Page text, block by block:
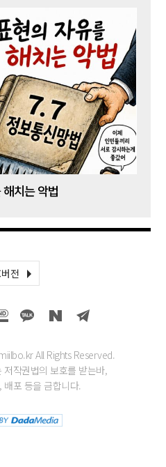
치는 악법
전
All Rights Reserved.
저작권법의 보호를 받는바,
배포 등을 금합니다.